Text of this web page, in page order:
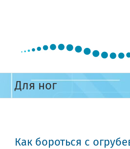
Для ног
Как бороться с